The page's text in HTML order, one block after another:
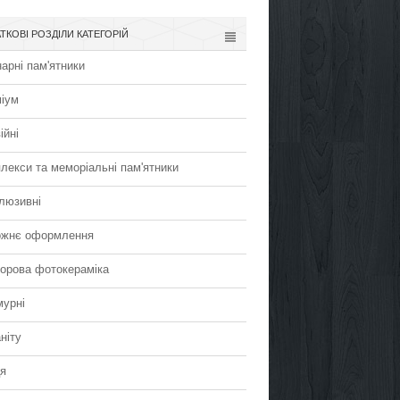
РОЗДІЛИ КАТЕГОРІЙ
пам'ятники
та меморіальні пам'ятники
оформлення
фотокераміка